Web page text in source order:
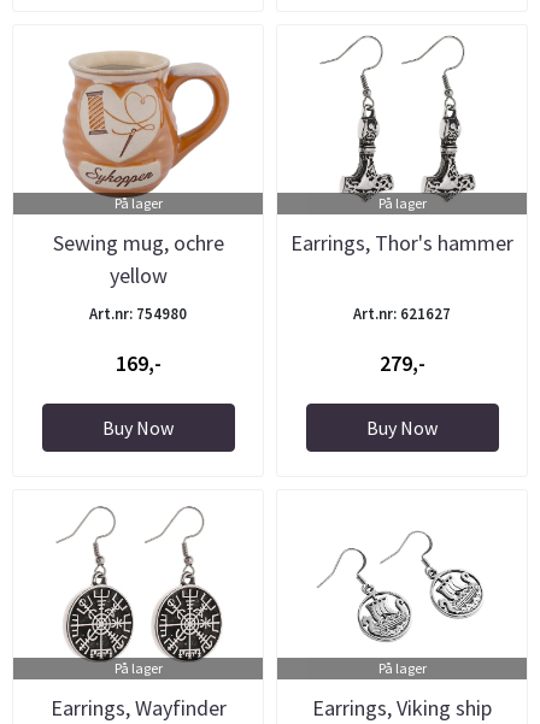
På lager
Sewing mug, ochre
yellow
Art.nr: 754980
169,-
Buy Now
På lager
Earrings, Thor's hammer
Art.nr: 621627
279,-
Buy Now
På lager
Earrings, Wayfinder
På lager
Earrings, Viking ship